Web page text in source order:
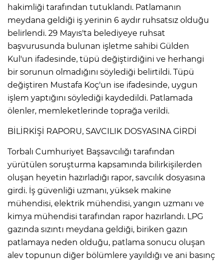
hakimliği tarafından tutuklandı. Patlamanın
meydana geldiği iş yerinin 6 aydır ruhsatsız olduğu
belirlendi. 29 Mayıs'ta belediyeye ruhsat
başvurusunda bulunan işletme sahibi Gülden
Kul'un ifadesinde, tüpü değiştirdiğini ve herhangi
bir sorunun olmadığını söylediği belirtildi. Tüpü
değiştiren Mustafa Koç'un ise ifadesinde, uygun
işlem yaptığını söylediği kaydedildi. Patlamada
ölenler, memleketlerinde toprağa verildi.
BİLİRKİŞİ RAPORU, SAVCILIK DOSYASINA GİRDİ
Torbalı Cumhuriyet Başsavcılığı tarafından
yürütülen soruşturma kapsamında bilirkişilerden
oluşan heyetin hazırladığı rapor, savcılık dosyasına
girdi. İş güvenliği uzmanı, yüksek makine
mühendisi, elektrik mühendisi, yangın uzmanı ve
kimya mühendisi tarafından rapor hazırlandı. LPG
gazında sızıntı meydana geldiği, biriken gazın
patlamaya neden olduğu, patlama sonucu oluşan
alev topunun diğer bölümlere yayıldığı ve ani basınç